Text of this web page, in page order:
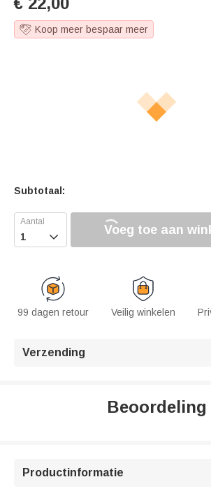
Koop meer bespaar meer
Subtotaal:
 Voeg toe aan
99 dagen retour Veilig winkelen
Verzending
Beoordeling
Productinformatie